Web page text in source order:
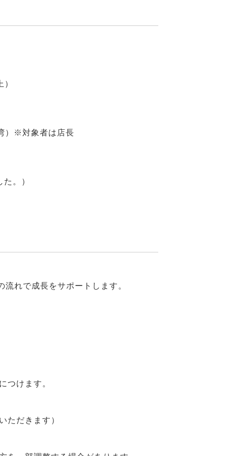
）※対象者は店長
。）
れで成長をサポートします。
つけます。
ただきます）